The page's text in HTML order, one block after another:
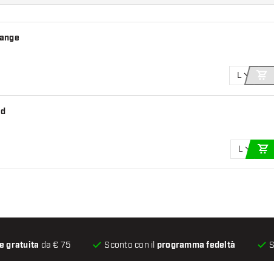
L
L
gratuita da € 75 Sconto con il programma fedeltà